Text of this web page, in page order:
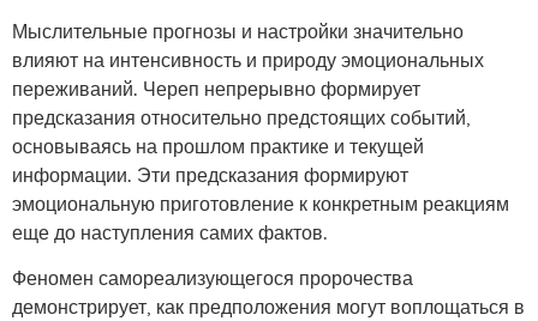
Мыслительные прогнозы и настройки значительно
влияют на интенсивность и природу эмоциональных
переживаний. Череп непрерывно формирует
предсказания относительно предстоящих событий,
основываясь на прошлом практике и текущей
информации. Эти предсказания формируют
эмоциональную приготовление к конкретным реакциям
еще до наступления самих фактов.
Феномен самореализующегося пророчества
демонстрирует, как предположения могут воплощаться в